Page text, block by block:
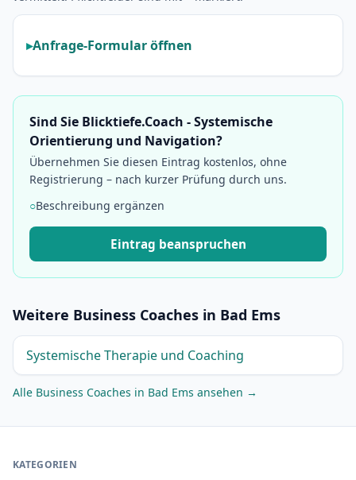
Anfrage-Formular öffnen
Sind Sie Blicktiefe.Coach​ - Systemische
Orientierung und Navigation?
Übernehmen Sie diesen Eintrag kostenlos, ohne
Registrierung – nach kurzer Prüfung durch uns.
○Beschreibung ergänzen
Eintrag beanspruchen
Weitere Business Coaches in Bad Ems
Systemische Therapie und Coaching
Alle Business Coaches in Bad Ems ansehen →
KATEGORIEN